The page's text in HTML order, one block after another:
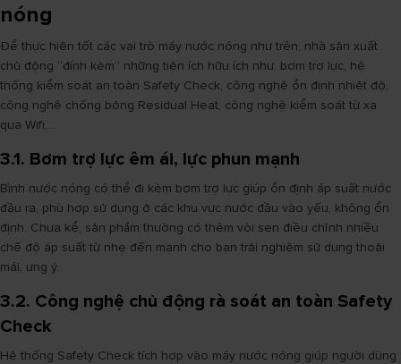
nóng
Để thực hiện tốt các vai trò máy nước nóng như trên, nhà sản xuất
chủ động “đính kèm” những tiện ích hữu ích như: bơm trợ lực, hệ
thống kiểm soát an toàn Safety Check, công nghệ ổn định nhiệt độ,
công nghệ chống bỏng Residual Heat, công nghệ kiểm soát từ xa
qua Wifi,...
3.1. Bơm trợ lực êm ái, lực phun mạnh
Bình nước nóng có thể đi kèm bơm trợ lực giúp ổn định áp suất nước
đầu ra, phù hợp sử dụng ở các khu vực nước đầu vào yếu, không ổn
định. Chưa kể, sản phẩm thường có thêm vòi sen điều chỉnh nhiều
chế độ áp suất từ nhẹ đến mạnh cho bạn trải nghiệm sử dụng thoải
mái, ưng ý.
3.2. Công nghệ chủ động rà soát an toàn Safety
Check
Hệ thống Safety Check tích hợp vào máy nước nóng giúp người dùng